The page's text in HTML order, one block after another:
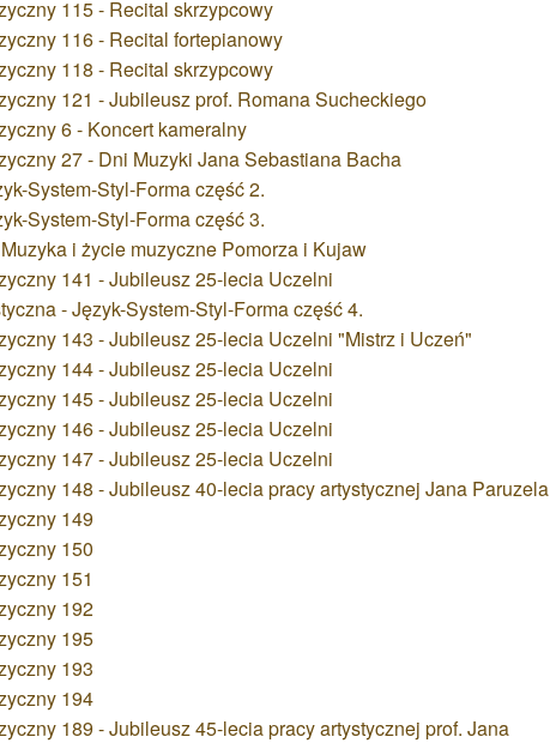
115 - Recital skrzypcowy
116 - Recital fortepianowy
118 - Recital skrzypcowy
121 - Jubileusz prof. Romana Sucheckiego
6 - Koncert kameralny
27 - Dni Muzyki Jana Sebastiana Bacha
System-Styl-Forma część 2.
System-Styl-Forma część 3.
i życie muzyczne Pomorza i Kujaw
141 - Jubileusz 25-lecia Uczelni
- Język-System-Styl-Forma część 4.
143 - Jubileusz 25-lecia Uczelni "Mistrz i Uczeń"
144 - Jubileusz 25-lecia Uczelni
145 - Jubileusz 25-lecia Uczelni
146 - Jubileusz 25-lecia Uczelni
147 - Jubileusz 25-lecia Uczelni
148 - Jubileusz 40-lecia pracy artystycznej Jana Paruzela
149
150
151
192
195
193
194
189 - Jubileusz 45-lecia pracy artystycznej prof. Jana